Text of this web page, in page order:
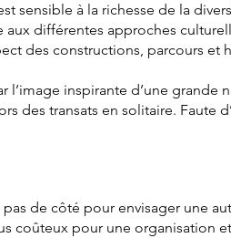
sensible à la richesse de la
différentes approches
des constructions, parcours et
l’image inspirante d’une
des transats en solitaire. Faute
de côté pour envisager une
coûteux pour une organisation